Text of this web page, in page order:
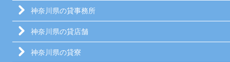
神奈川県の貸事務所
神奈川県の貸店舗
神奈川県の貸寮